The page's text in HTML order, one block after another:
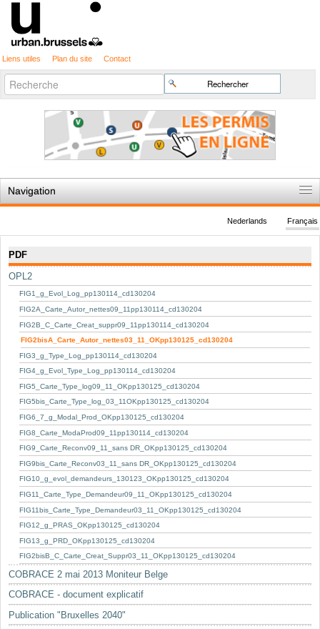
Liens utiles Plan du site Contact
Chercher par
Recherche
avancée…
Navigation
Règles du jeu
Permis d'urbanisme
Cartographie
Etudes et publications
Mots-clés
Renseignements urbanistiques
Français
Nederlands
PDF
OPL2
FIG1_g_Evol_Log_pp130114_cd130204
FIG2A_Carte_Autor_nettes09_11pp130114_cd130204
FIG2B_C_Carte_Creat_suppr09_11pp130114_cd130204
FIG2bisA_Carte_Autor_nettes03_11_OKpp130125_cd130204
FIG3_g_Type_Log_pp130114_cd130204
FIG4_g_Evol_Type_Log_pp130114_cd130204
FIG5_Carte_Type_log09_11_OKpp130125_cd130204
FIG5bis_Carte_Type_log_03_11OKpp130125_cd130204
FIG6_7_g_Modal_Prod_OKpp130125_cd130204
FIG8_Carte_ModaProd09_11pp130114_cd130204
FIG9_Carte_Reconv09_11_sans DR_OKpp130125_cd130204
FIG9bis_Carte_Reconv03_11_sans DR_OKpp130125_cd130204
FIG10_g_evol_demandeurs_130123_OKpp130125_cd130204
FIG11_Carte_Type_Demandeur09_11_OKpp130125_cd130204
FIG11bis_Carte_Type_Demandeur03_11_OKpp130125_cd130204
FIG12_g_PRAS_OKpp130125_cd130204
FIG13_g_PRD_OKpp130125_cd130204
FIG2bisB_C_Carte_Creat_Suppr03_11_OKpp130125_cd130204
COBRACE 2 mai 2013 Moniteur Belge
COBRACE - document explicatif
Publication "Bruxelles 2040"